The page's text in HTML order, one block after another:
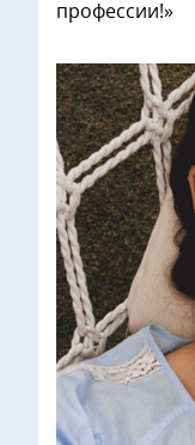
профессии!»